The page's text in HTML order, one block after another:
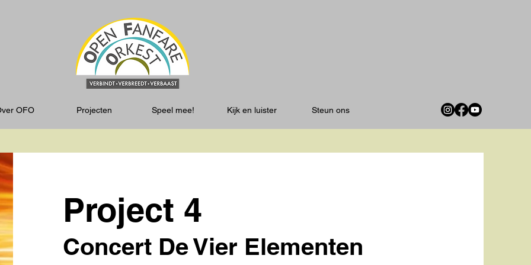
OFO Projecten Speel mee! Kijk en luister Steun ons
Project 4
Concert De Vier Elementen